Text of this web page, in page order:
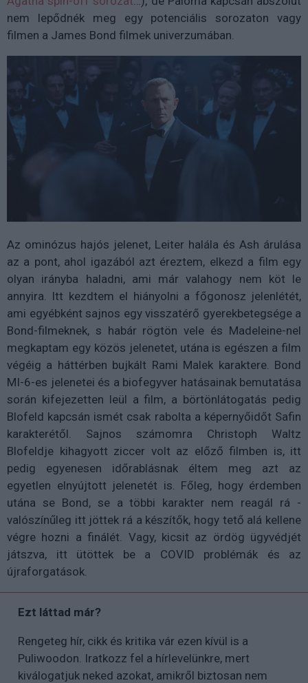
nem lepődnék meg egy potenciális sorozaton vagy
filmen a James Bond filmek univerzumában.
Az ominózus hajós jelenet, Leiter halála és Ash árulása
az a pont, ahol igazából azt éreztem, elkezd a film egy
olyan irányba haladni, ami már valahogy nem köt le
annyira. Itt kezdtem el hiányolni a főgonosz jelenlétét,
ami egyébként sajnos egy visszatérő gyerekbetegsége a
Bond-filmeknek, s habár rögtön vele és Madeleine-nel
megkaptam egy közös jelenetet, utána is egészen a film
végéig a háttérben bujkált Rami Malek karaktere. Bond
MI-6-es jelenetei és a biofegyver hatásainak bemutatása
során kifejezetten leül a film, a börtönlátogatás pedig
Blofeld kapcsán ismét csak rabolta a képernyőidőt Safin
karakterétől. Sajnos számomra Christoph Waltz
Blofeldje kihagyott ziccer volt az előző filmben is, itt
pedig egyenesen időrablásnak éltem meg azt az
egyetlen elnyújtott jelenetét is. Főleg, hogy érdemben
utána se Bond, se a többi karakter nem reagál rá -
valószínűleg itt jöttek rá a készítők, hogy tető alá kellene
végre hozni a finálét. Vagy, kicsit az ördög ügyvédjét
játszva, itt ütöttek be a COVID problémák és az
újraforgatások.
Ezt láttad már?
Rengeteg hír, cikk és kritika vár ezen kívül is a
Puliwoodon. Iratkozz fel a hírlevelünkre, mert
kiválogatjuk neked azokat, amikről biztosan nem